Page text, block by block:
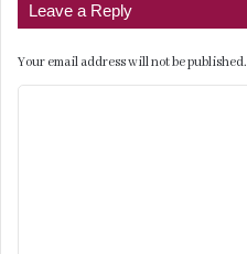
Leave a Reply
Your email address will not be published.